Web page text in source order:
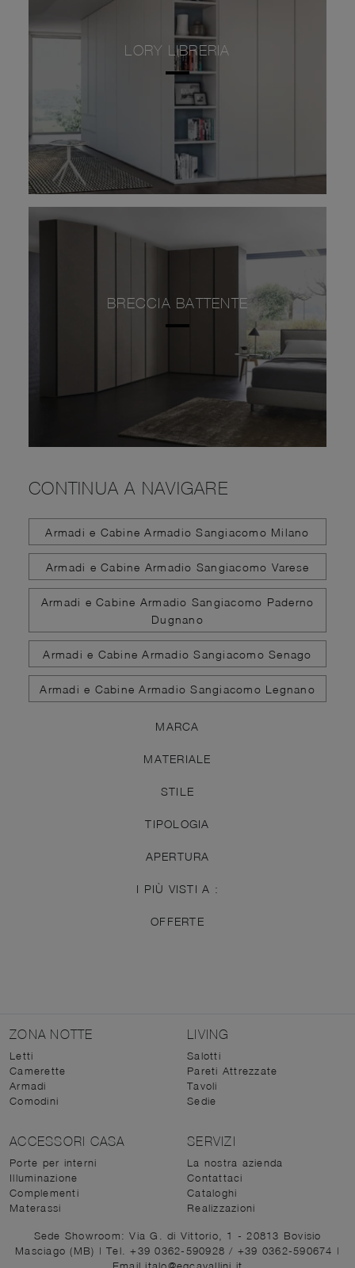
LORY LIBRERIA
BRECCIA BATTENTE
CONTINUA A NAVIGARE
Armadi e Cabine Armadio Sangiacomo Milano
Armadi e Cabine Armadio Sangiacomo Varese
Armadi e Cabine Armadio Sangiacomo Paderno
Dugnano
Armadi e Cabine Armadio Sangiacomo Senago
Armadi e Cabine Armadio Sangiacomo Legnano
MARCA
MATERIALE
STILE
TIPOLOGIA
APERTURA
I PIÙ VISTI A :
OFFERTE
ZONA NOTTE
Letti
Camerette
Armadi
Comodini
LIVING
Salotti
Pareti Attrezzate
Tavoli
Sedie
ACCESSORI CASA
Porte per interni
Illuminazione
Complementi
Materassi
SERVIZI
La nostra azienda
Contattaci
Cataloghi
Realizzazioni
Sede Showroom: Via G. di Vittorio, 1 - 20813 Bovisio
Masciago (MB) | Tel. +39 0362-590928/ +39 0362-590674 |